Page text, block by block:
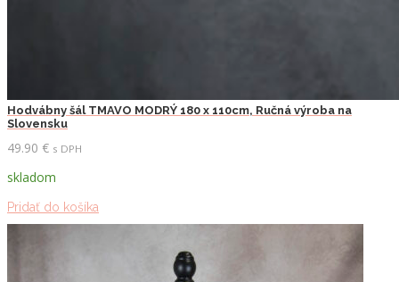
Hodvábny šál TMAVO MODRÝ 180 x 110cm, Ručná výroba na
Slovensku
49.90 € s DPH
skladom
Pridať do košíka